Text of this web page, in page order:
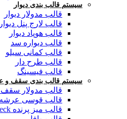
سیستم قالب بندی دیوار
قالب مدولار دیوار
قالب لارج پنل دیوار
قالب هوپاد دیوار
قالب دیواره سد
قالب کمانی سیلو
قالب طرح دار
قالب فیسینگ
سیستم قالب بندی سقف و
قالب مدولار
قالب قوسی عرشه
قالب میز پرنده Skydeck